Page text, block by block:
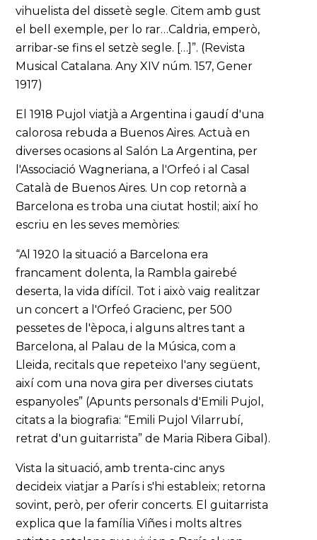
vihuelista del dissetè segle. Citem amb gust
el bell exemple, per lo rar…Caldria, emperò,
arribar-se fins el setzè segle. […]”. (Revista
Musical Catalana. Any XIV núm. 157, Gener
1917)
El 1918 Pujol viatjà a Argentina i gaudí d'una
calorosa rebuda a Buenos Aires. Actuà en
diverses ocasions al Salón La Argentina, per
l'Associació Wagneriana, a l'Orfeó i al Casal
Català de Buenos Aires. Un cop retornà a
Barcelona es troba una ciutat hostil; així ho
escriu en les seves memòries:
“Al 1920 la situació a Barcelona era
francament dolenta, la Rambla gairebé
deserta, la vida difícil. Tot i això vaig realitzar
un concert a l'Orfeó Gracienc, per 500
pessetes de l'època, i alguns altres tant a
Barcelona, al Palau de la Música, com a
Lleida, recitals que repeteixo l'any següent,
així com una nova gira per diverses ciutats
espanyoles” (Apunts personals d'Emili Pujol,
citats a la biografia: “Emili Pujol Vilarrubí,
retrat d'un guitarrista” de Maria Ribera Gibal).
Vista la situació, amb trenta-cinc anys
decideix viatjar a París i s'hi estableix; retorna
sovint, però, per oferir concerts. El guitarrista
explica que la família Viñes i molts altres